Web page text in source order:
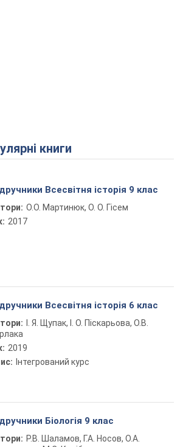
книги
Всесвітня історія 9 клас
О.О. Мартинюк, О. О. Гісем
2017
Всесвітня історія 6 клас
І. Я. Щупак, І. О. Піскарьова, О.В.
2019
Інтегрований курс
Біологія 9 клас
Р.В. Шаламов, Г.А. Носов, О.А.